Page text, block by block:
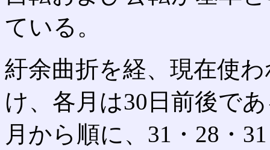
ている。
紆余曲折を経、現在使
け、各月は30日前後で
月から順に、31・28・